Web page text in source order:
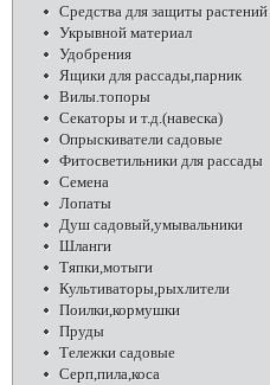
Средства для защиты растений
Укрывной материал
Удобрения
Ящики для рассады,парник
Вилы.топоры
Секаторы и т.д.(навеска)
Опрыскиватели садовые
Фитосветильники для рассады
Семена
Лопаты
Душ садовый,умывальники
Шланги
Тяпки,мотыги
Культиваторы,рыхлители
Поилки,кормушки
Пруды
Тележки садовые
Серп,пила,коса